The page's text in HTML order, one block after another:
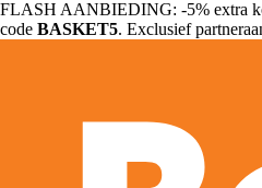
FLASH AANBIEDING: -5% extra
code BASKET5. Exclusief